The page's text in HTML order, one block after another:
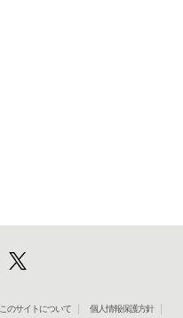
このサイトについて 個人情報保護方針